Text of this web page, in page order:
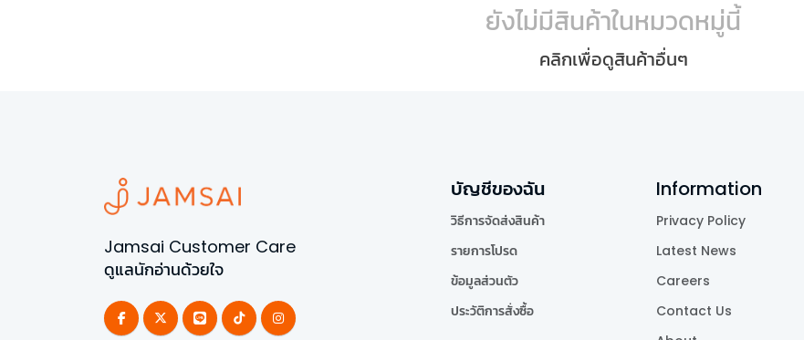
ยังไม่มีสินค้าในหมวดหมู่นี้
คลิกเพื่อดูสินค้าอื่นๆ
Jamsai Customer Care
ดูแลนักอ่านด้วยใจ
บัญชีของฉัน
วิธีการจัดส่งสินค้า
รายการโปรด
ข้อมูลส่วนตัว
ประวัติการสั่งซื้อ
Information
Privacy Policy
Latest News
Careers
Contact Us